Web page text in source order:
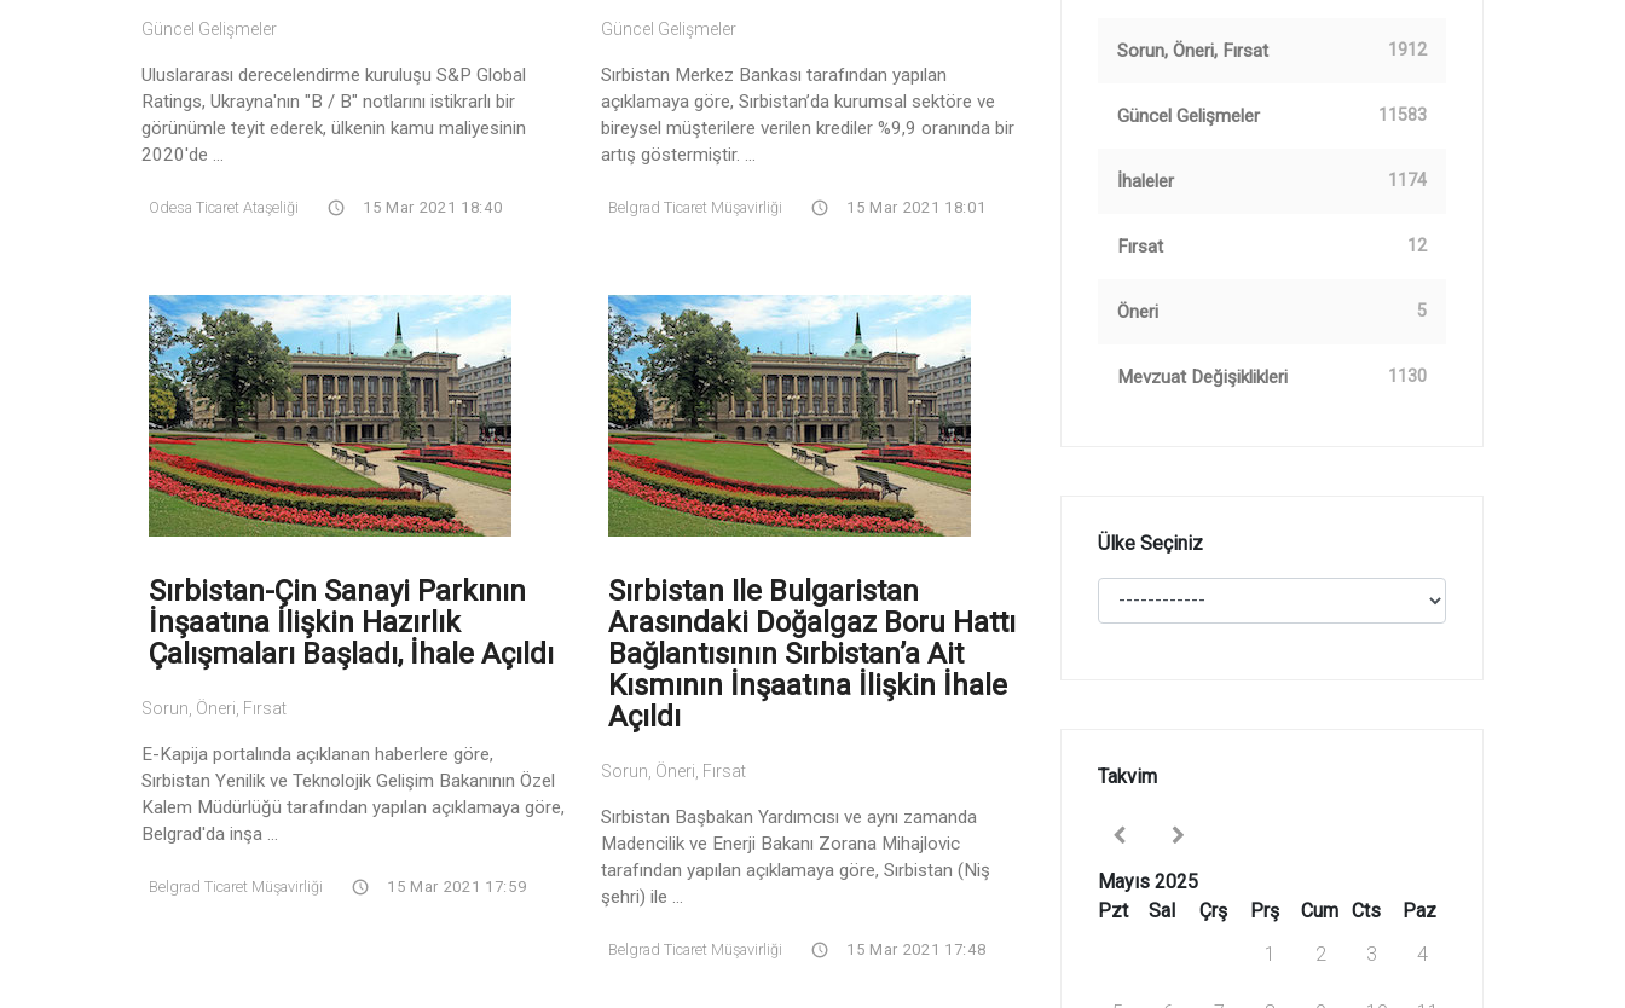
Güncel Gelişmeler
Uluslararası derecelendirme kuruluşu S&P Global
Ratings, Ukrayna'nın "B / B" notlarını istikrarlı bir
görünümle teyit ederek, ülkenin kamu maliyesinin
2020'de ...
Odesa Ticaret Ataşeliği 15 Mar 2021 18:40
Güncel Gelişmeler
Sırbistan Merkez Bankası tarafından yapılan
açıklamaya göre, Sırbistan’da kurumsal sektöre ve
bireysel müşterilere verilen krediler %9,9 oranında bir
artış göstermiştir. ...
Belgrad Ticaret Müşavirliği 15 Mar 2021 18:01
Sırbistan-Çin Sanayi Parkının
İnşaatına İlişkin Hazırlık
Çalışmaları Başladı, İhale Açıldı
Sorun, Öneri, Fırsat
E-Kapija portalında açıklanan haberlere göre,
Sırbistan Yenilik ve Teknolojik Gelişim Bakanının Özel
Kalem Müdürlüğü tarafından yapılan açıklamaya göre,
Belgrad'da inşa ...
Belgrad Ticaret Müşavirliği 15 Mar 2021 17:59
Sırbistan Ile Bulgaristan
Arasındaki Doğalgaz Boru Hattı
Bağlantısının Sırbistan’a Ait
Kısmının İnşaatına İlişkin İhale
Açıldı
Sorun, Öneri, Fırsat
Sırbistan Başbakan Yardımcısı ve aynı zamanda
Madencilik ve Enerji Bakanı Zorana Mihajlovic
tarafından yapılan açıklamaya göre, Sırbistan (Niş
şehri) ile ...
Belgrad Ticaret Müşavirliği 15 Mar 2021 17:48
Sorun, Öneri, Fırsat 1912
Güncel Gelişmeler 11583
İhaleler 1174
Fırsat 12
Öneri 5
Mevzuat Değişiklikleri 1130
Ülke Seçiniz
Takvim
Mayıs 2025
Pzt
Sal Çrş Prş Cum Cts
Paz
1
2 3 4